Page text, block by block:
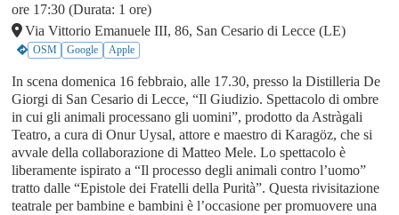
ore 17:30 (Durata: 1 ore)
Via Vittorio Emanuele III, 86, San Cesario di Lecce (LE)
OSM Google Apple
In scena domenica 16 febbraio, alle 17.30, presso la Distilleria De
Giorgi di San Cesario di Lecce, “Il Giudizio. Spettacolo di ombre
in cui gli animali processano gli uomini”, prodotto da Astràgali
Teatro, a cura di Onur Uysal, attore e maestro di Karagöz, che si
avvale della collaborazione di Matteo Mele. Lo spettacolo è
liberamente ispirato a “Il processo degli animali contro l’uomo”
tratto dalle “Epistole dei Fratelli della Purità”. Questa rivisitazione
teatrale per bambine e bambini è l’occasione per promuovere una